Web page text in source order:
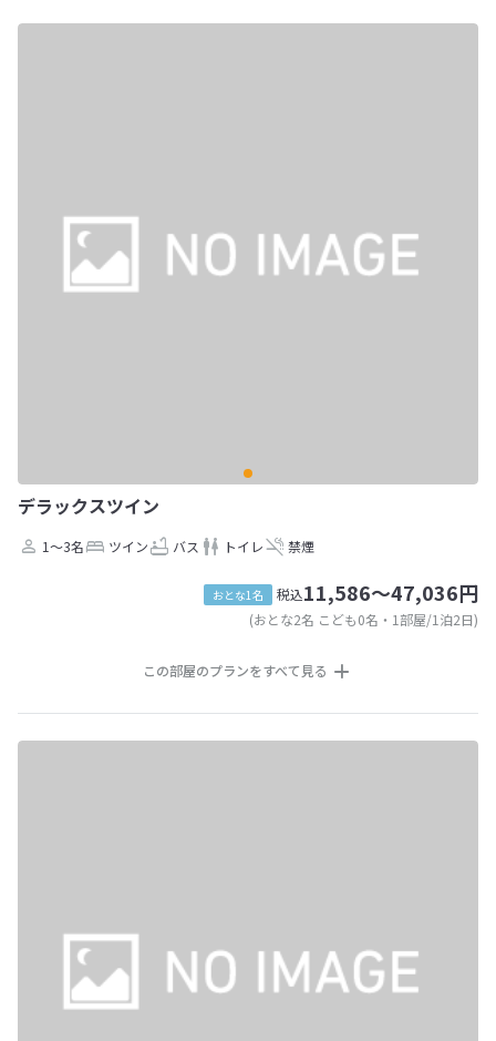
デラックスツイン
1～3名 ツイン バス トイレ 禁煙
おとな1名 税込11,586～47,036円
(おとな2名 こども0名・1部屋/1泊2日)
この部屋のプランをすべて見る